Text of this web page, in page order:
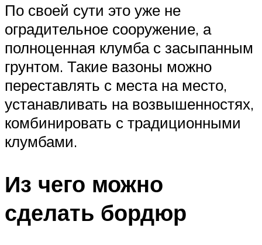
По своей сути это уже не
оградительное сооружение, а
полноценная клумба с засыпанным
грунтом. Такие вазоны можно
переставлять с места на место,
устанавливать на возвышенностях,
комбинировать с традиционными
клумбами.
Из чего можно
сделать бордюр